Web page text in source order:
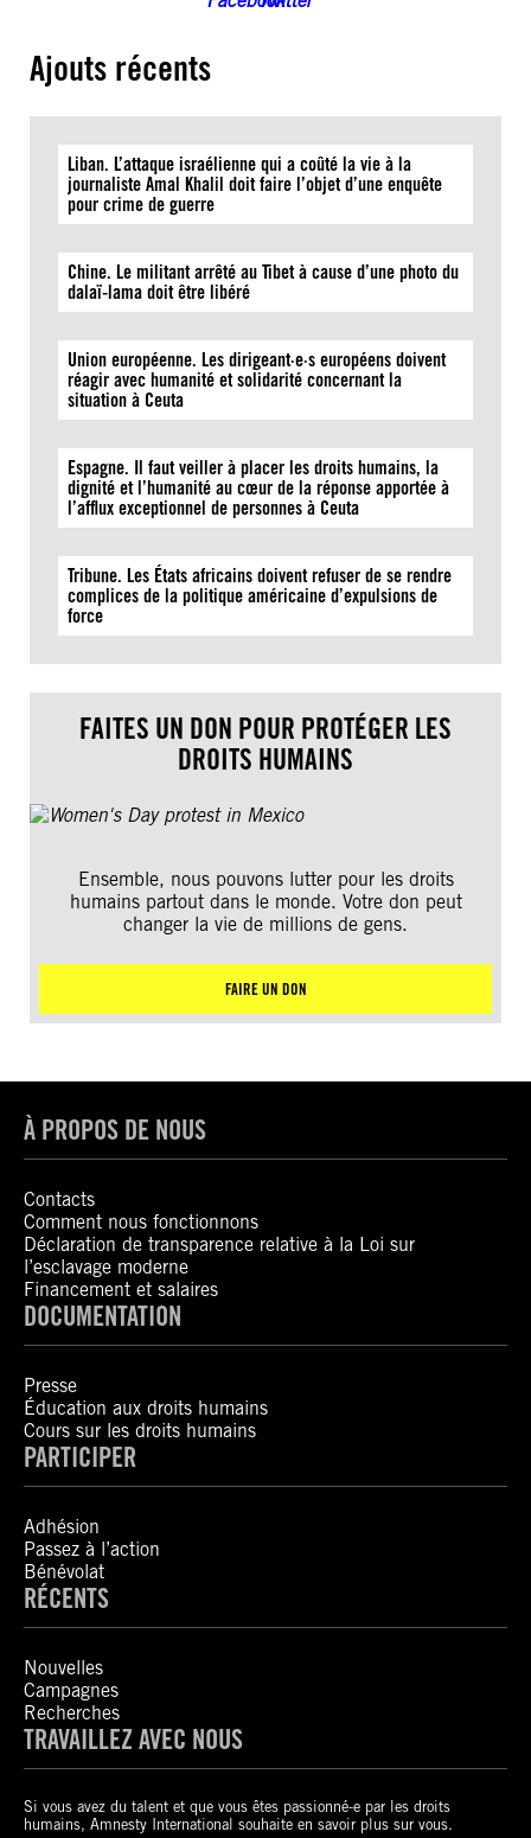
Ajouts récents
Liban. L’attaque israélienne qui a coûté la vie à la
journaliste Amal Khalil doit faire l’objet d’une enquête
pour crime de guerre
Chine. Le militant arrêté au Tibet à cause d’une photo du
dalaï-lama doit être libéré
Union européenne. Les dirigeant·e·s européens doivent
réagir avec humanité et solidarité concernant la
situation à Ceuta
Espagne. Il faut veiller à placer les droits humains, la
dignité et l’humanité au cœur de la réponse apportée à
l’afflux exceptionnel de personnes à Ceuta
Tribune. Les États africains doivent refuser de se rendre
complices de la politique américaine d’expulsions de
force
FAITES UN DON POUR PROTÉGER LES
DROITS HUMAINS
Ensemble, nous pouvons lutter pour les droits
humains partout dans le monde. Votre don peut
changer la vie de millions de gens.
FAIRE UN DON
À PROPOS DE NOUS
Contacts
Comment nous fonctionnons
Déclaration de transparence relative à la Loi sur
l’esclavage moderne
Financement et salaires
DOCUMENTATION
Presse
Éducation aux droits humains
Cours sur les droits humains
PARTICIPER
Adhésion
Passez à l’action
Bénévolat
RÉCENTS
Nouvelles
Campagnes
Recherches
TRAVAILLEZ AVEC NOUS
Si vous avez du talent et que vous êtes passionné-e par les droits
humains, Amnesty International souhaite en savoir plus sur vous.